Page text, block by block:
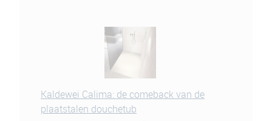
Kaldewei Calima: de comeback van de
plaatstalen douchetub